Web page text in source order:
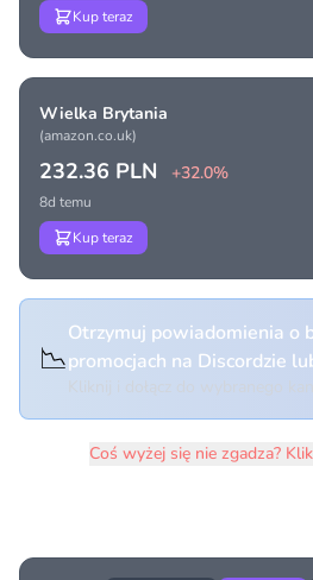
Kup teraz
Wielka Brytania
(amazon.co.uk)
232.36 PLN +32.0%
8d temu
Kup teraz
📉
Otrzymuj powiadomienia o
promocjach na Discordzie
Coś wyżej się nie zgadza?